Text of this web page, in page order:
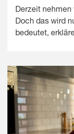
Derzeit
Doch das wird
bedeutet,